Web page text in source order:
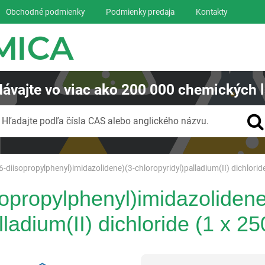
diisopropylphenyl)imidazolidene)(3-chloropyridyl)palladium(II)
dichloride (1 x
Obchodné podmienky Podmienky predaja Kontakty
vo viac ako200 000 chemických
Hľadajte podľa čísla CAS alebo anglického názvu.